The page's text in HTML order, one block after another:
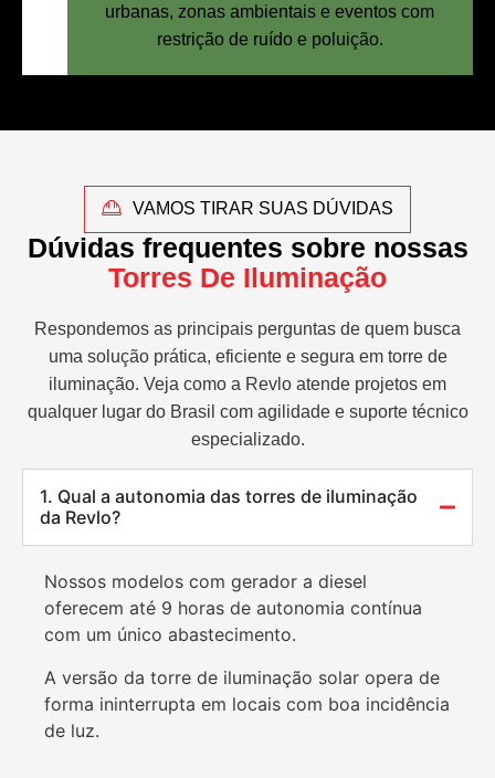
urbanas, zonas ambientais e eventos com
restrição de ruído e poluição.
VAMOS TIRAR SUAS DÚVIDAS
Dúvidas frequentes sobre nossas
Torres De Iluminação
Respondemos as principais perguntas de quem busca
uma solução prática, eficiente e segura em torre de
iluminação. Veja como a Revlo atende projetos em
qualquer lugar do Brasil com agilidade e suporte técnico
especializado.
1. Qual a autonomia das torres de iluminação
da Revlo?
Nossos modelos com gerador a diesel
oferecem até 9 horas de autonomia contínua
com um único abastecimento.
A versão da torre de iluminação solar opera de
forma ininterrupta em locais com boa incidência
de luz.